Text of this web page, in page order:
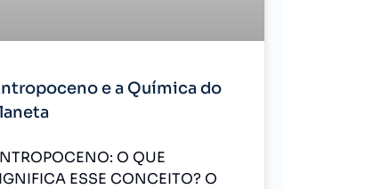
e a Química do
O QUE
ESSE CONCEITO? O